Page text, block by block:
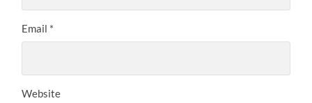
Email *
Website